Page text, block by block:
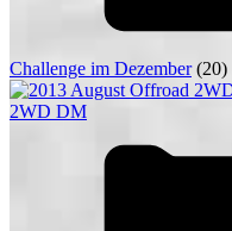
Challenge im Dezember (20)